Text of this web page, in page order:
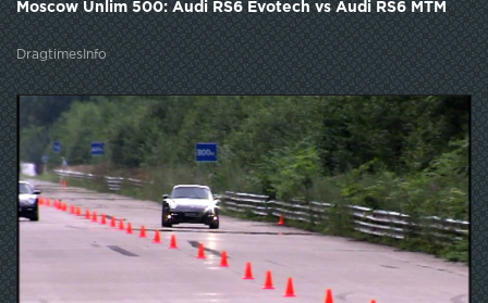
Moscow Unlim 500: Audi RS6 Evotech vs Audi RS6 MTM
DragtimesInfo